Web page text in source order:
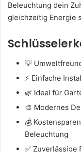
Beleuchtung dein
gleichzeitig Energie
💡
⚡ Einfache
🌿 Ideal für
🎨 Modernes
💰
Beleuchtung
✅ Zuverlässige